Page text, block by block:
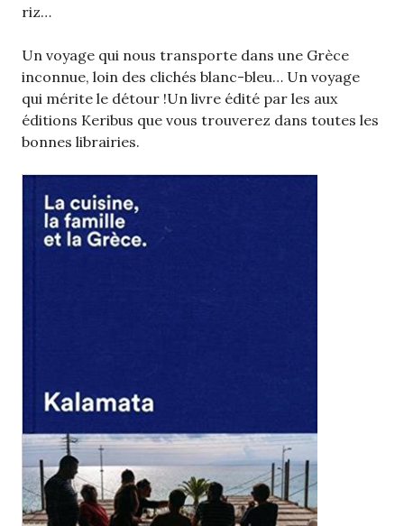
riz…
Un voyage qui nous transporte dans une Grèce
inconnue, loin des clichés blanc-bleu… Un voyage
qui mérite le détour !Un livre édité par les aux
éditions Keribus que vous trouverez dans toutes les
bonnes librairies.